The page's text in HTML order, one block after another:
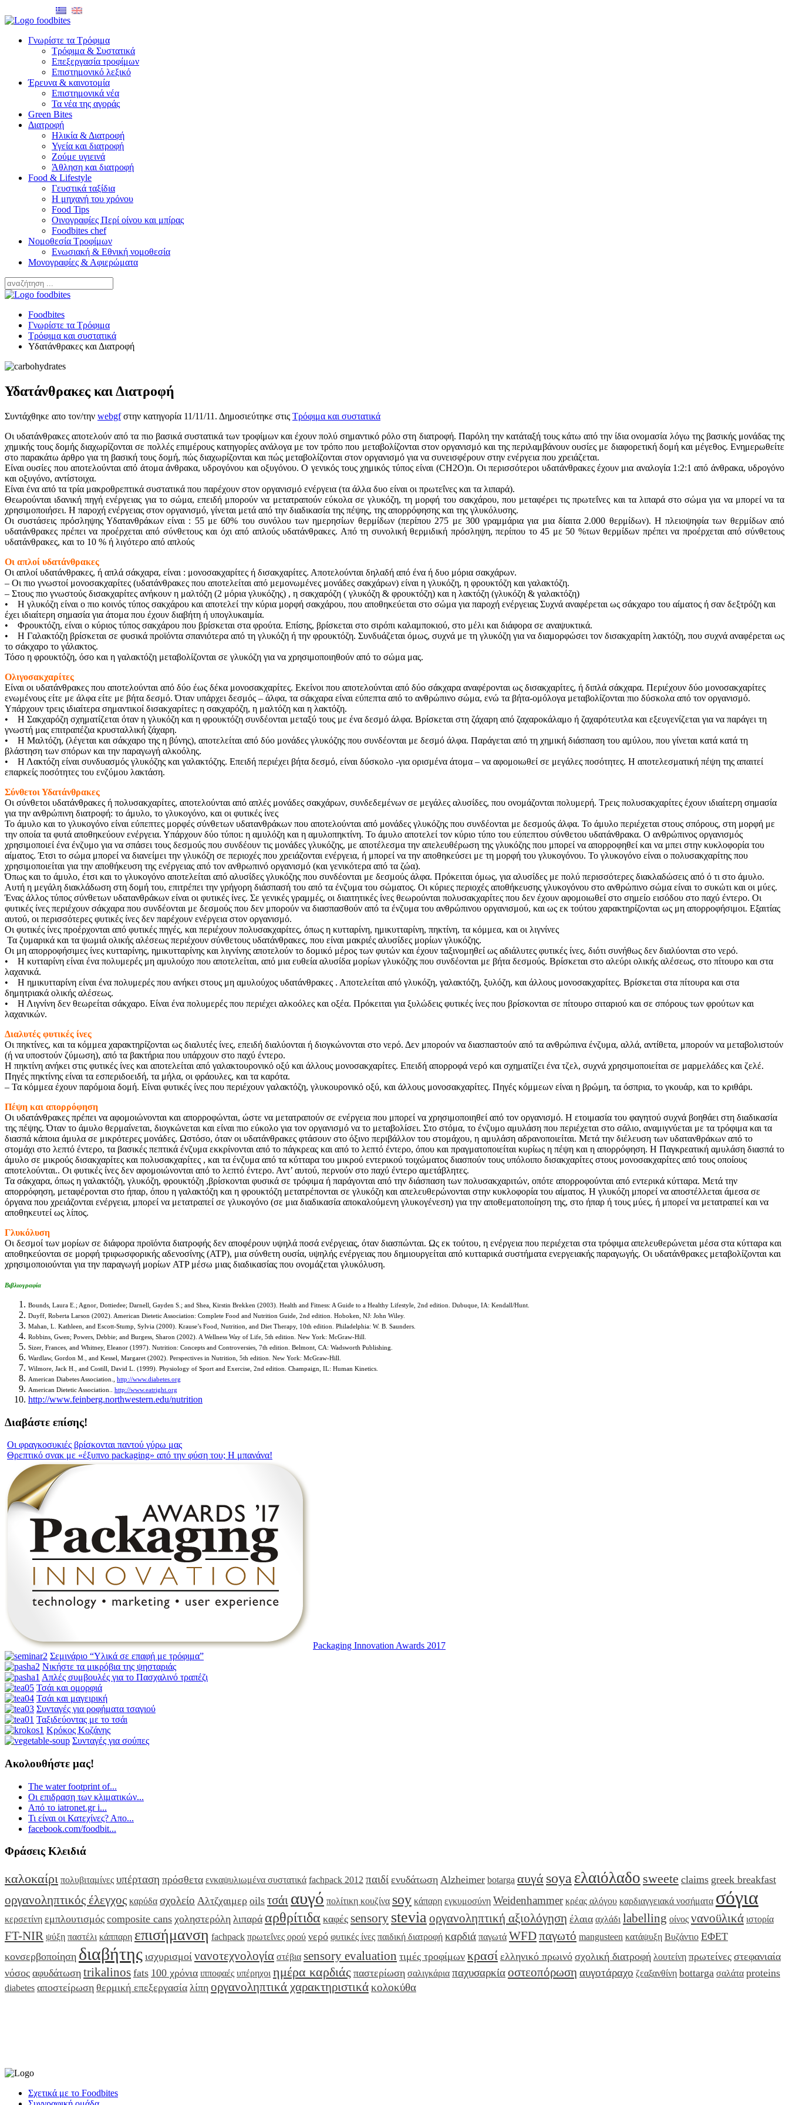
Γνωρίστε τα Τρόφιμα
Τρόφιμα & Συστατικά
Επεξεργασία τροφίμων
Επιστημονικό λεξικό
Έρευνα & καινοτομία
Επιστημονικά νέα
Τα νέα της αγοράς
Green Bites
Διατροφή
Ηλικία & Διατροφή
Υγεία και διατροφή
Ζούμε υγιεινά
Άθληση και διατροφή
Food & Lifestyle
Γευστικά ταξίδια
Η μηχανή του χρόνου
Food Tips
Οινογραφίες Περί οίνου και μπίρας
Foodbites chef
Νομοθεσία Τροφίμων
Ενωσιακή & Εθνική νομοθεσία
Μονογραφίες & Αφιερώματα
Foodbites
Γνωρίστε τα Τρόφιμα
Τρόφιμα και συστατικά
Υδατάνθρακες και Διατροφή
Υδατάνθρακες και Διατροφή
Συντάχθηκε απο τον/την webgfστην κατηγορία 11/11/11 . Δημοσιεύτηκε στις Τρόφιμα και συστατικά
Οι υδατάνθρακες αποτελούν από τα πιο βασικά συστατικά των τροφίμων και έχουν πολύ σημαντικό ρόλο στη διατροφή. Παρόλη την κατάταξή τους κάτω από την ίδια ονομασία λόγω της βασικής μονάδας της
χημικής τους δομής διαχωρίζονται σε πολλές επιμέρους κατηγορίες ανάλογα με τον τρόπο που μεταβολίζονται στον οργανισμό και της περιλαμβάνουν ουσίες με διαφορετική δομή και μέγεθος. Ενημερωθείτε
στο παρακάτω άρθρο για τη βασική τους δομή, πώς διαχωρίζονται και πώς μεταβολίζονται στον οργανισμό για να συνεισφέρουν στην ενέργεια που χρειάζεται.
Είναι ουσίες που αποτελούνται από άτομα άνθρακα, υδρογόνου και οξυγόνου. Ο γενικός τους χημικός τύπος είναι (CH2O)n. Οι περισσότεροι υδατάνθρακες έχουν μια αναλογία 1:2:1 από άνθρακα, υδρογόνο
και οξυγόνο, αντίστοιχα.
Είναι ένα από τα τρία μακροθρεπτικά συστατικά που παρέχουν στον οργανισμό ενέργεια (τα άλλα δυο είναι οι πρωτεΐνες και τα λιπαρά).
Θεωρούνται ιδανική πηγή ενέργειας για το σώμα, επειδή μπορούν να μετατραπούν εύκολα σε γλυκόζη, τη μορφή του σακχάρου, που μεταφέρει τις πρωτεΐνες και τα λιπαρά στο σώμα για να μπορεί να τα
χρησιμοποιήσει. Η παροχή ενέργειας στον οργανισμό, γίνεται μετά από την διαδικασία της πέψης, της απορρόφησης και της γλυκόλυσης.
Οι συστάσεις πρόσληψης Υδατανθράκων είναι : 55 με 60% του συνόλου των ημερησίων θερμίδων (περίπου 275 με 300 γραμμάρια για μια δίαιτα 2.000 θερμίδων). Η πλειοψηφία των θερμίδων από
υδατάνθρακες πρέπει να προέρχεται από σύνθετους και όχι από απλούς υδατάνθρακες. Από τη συνολική θερμιδική πρόσληψη, περίπου το 45 με 50 %των θερμίδων πρέπει να προέρχεται από σύνθετους
υδατάνθρακες, και το 10 % ή λιγότερο από απλούς
Οι απλοί υδατάνθρακες
Οι απλοί υδατάνθρακες, ή απλά σάκχαρα, είναι : μονοσακχαρίτες ή δισακχαρίτες. Αποτελούνται δηλαδή από ένα ή δυο μόρια σακχάρων.
– Οι πιο γνωστοί μονοσακχαρίτες (υδατάνθρακες που αποτελείται από μεμονωμένες μονάδες σακχάρων) είναι η γλυκόζη, η φρουκτόζη και γαλακτόζη.
– Στους πιο γνωστούς δισακχαρίτες ανήκουν η μαλτόζη (2 μόρια γλυκόζης) , η σακχαρόζη ( γλυκόζη & φρουκτόζη) και η λακτόζη (γλυκόζη & γαλακτόζη)
• Η γλυκόζη είναι ο πιο κοινός τύπος σακχάρου και αποτελεί την κύρια μορφή σακχάρου, που αποθηκεύεται στο σώμα για παροχή ενέργειας Συχνά αναφέρεται ως σάκχαρο του αίματος ή σαν δεξτρόζη και
έχει ιδιαίτερη σημασία για άτομα που έχουν διαβήτη ή υπογλυκαιμία.
• Φρουκτόζη, είναι ο κύριος τύπος σακχάρου που βρίσκεται στα φρούτα. Επίσης, βρίσκεται στο σιρόπι καλαμποκιού, στο μέλι και διάφορα σε αναψυκτικά.
• Η Γαλακτόζη βρίσκεται σε φυσικά προϊόντα σπανιότερα από τη γλυκόζη ή την φρουκτόζη. Συνδυάζεται όμως, συχνά με τη γλυκόζη για να διαμορφώσει τον δισακχαρίτη λακτόζη, που συχνά αναφέρεται ως
το σάκχαρο το γάλακτος.
Τόσο η φρουκτόζη, όσο και η γαλακτόζη μεταβολίζονται σε γλυκόζη για να χρησιμοποιηθούν από το σώμα μας.
Ολιγοσακχαρίτες
Είναι οι υδατάνθρακες που αποτελούνται από δύο έως δέκα μονοσακχαρίτες. Εκείνοι που αποτελούνται από δύο σάκχαρα αναφέρονται ως δισακχαρίτες, ή διπλά σάκχαρα. Περιέχουν δύο μονοσακχαρίτες
ενωμένους είτε με άλφα είτε με βήτα δεσμό. Όταν υπάρχει δεσμός – άλφα, τα σάκχαρα είναι εύπεπτα από το ανθρώπινο σώμα, ενώ τα βήτα-ομόλογα μεταβολίζονται πιο δύσκολα από τον οργανισμό.
Υπάρχουν τρεις ιδιαίτερα σημαντικοί δισακχαρίτες: η σακχαρόζη, η μαλτόζη και η λακτόζη.
• Η Σακχαρόζη σχηματίζεται όταν η γλυκόζη και η φρουκτόζη συνδέονται μεταξύ τους με ένα δεσμό άλφα. Βρίσκεται στη ζάχαρη από ζαχαροκάλαμο ή ζαχαρότευτλα και εξευγενίζεται για να παράγει τη
γνωστή μας επιτραπέζια κρυσταλλική ζάχαρη.
• Η Μαλτόζη, (λέγεται και σάκχαρο της η βύνης), αποτελείται από δύο μονάδες γλυκόζης που συνδέονται με δεσμό άλφα. Παράγεται από τη χημική διάσπαση του αμύλου, που γίνεται κατά κατά τη
βλάστηση των σπόρων και την παραγωγή αλκοόλης.
• Η Λακτόζη είναι συνδυασμός γλυκόζης και γαλακτόζης. Επειδή περιέχει βήτα δεσμό, είναι δύσκολο -για ορισμένα άτομα – να αφομοιωθεί σε μεγάλες ποσότητες. Η αποτελεσματική πέψη της απαιτεί
επαρκείς ποσότητες του ενζύμου λακτάση.
Σύνθετοι Υδατάνθρακες
Οι σύνθετοι υδατάνθρακες ή πολυσακχαρίτες, αποτελούνται από απλές μονάδες σακχάρων, συνδεδεμένων σε μεγάλες αλυσίδες, που ονομάζονται πολυμερή. Τρεις πολυσακχαρίτες έχουν ιδιαίτερη σημασία
για την ανθρώπινη διατροφή: το άμυλο, το γλυκογόνο, και οι φυτικές ίνες
Το άμυλο και το γλυκογόνο είναι εύπεπτες μορφές σύνθετων υδατανθράκων που αποτελούνται από μονάδες γλυκόζης που συνδέονται με δεσμούς άλφα. Το άμυλο περιέχεται στους σπόρους, στη μορφή με
την οποία τα φυτά αποθηκεύουν ενέργεια. Υπάρχουν δύο τύποι: η αμυλόζη και η αμυλοπηκτίνη. Το άμυλο αποτελεί τον κύριο τύπο του εύπεπτου σύνθετου υδατάνθρακα. Ο ανθρώπινος οργανισμός
χρησιμοποιεί ένα ένζυμο για να σπάσει τους δεσμούς που συνδέουν τις μονάδες γλυκόζης, με αποτέλεσμα την απελευθέρωση της γλυκόζης που μπορεί να απορροφηθεί και να μπει στην κυκλοφορία του
αίματος. Έτσι το σώμα μπορεί να διανείμει την γλυκόζη σε περιοχές που χρειάζονται ενέργεια, ή μπορεί να την αποθηκεύσει με τη μορφή του γλυκογόνου. Το γλυκογόνο είναι ο πολυσακχαρίτης που
χρησιμοποιείται για την αποθήκευση της ενέργειας από τον ανθρωπινό οργανισμό (και γενικότερα από τα ζώα).
Όπως και το άμυλο, έτσι και το γλυκογόνο αποτελείται από αλυσίδες γλυκόζης που συνδέονται με δεσμούς άλφα. Πρόκειται όμως, για αλυσίδες με πολύ περισσότερες διακλαδώσεις από ό τι στο άμυλο.
Αυτή η μεγάλη διακλάδωση στη δομή του, επιτρέπει την γρήγορη διάσπασή του από τα ένζυμα του σώματος. Οι κύριες περιοχές αποθήκευσης γλυκογόνου στο ανθρώπινο σώμα είναι το συκώτι και οι μύες.
Ένας άλλος τύπος σύνθετων υδατανθράκων είναι οι φυτικές ίνες. Σε γενικές γραμμές, οι διαιτητικές ίνες θεωρούνται πολυσακχαρίτες που δεν έχουν αφομοιωθεί στο σημείο εισόδου στο παχύ έντερο. Οι
φυτικές ίνες περιέχουν σάκχαρα που συνδέονται με δεσμούς που δεν μπορούν να διασπασθούν από τα ένζυμα του ανθρώπινου οργανισμού, και ως εκ τούτου χαρακτηρίζονται ως μη απορροφήσιμοι. Εξαιτίας
αυτού, οι περισσότερες φυτικές ίνες δεν παρέχουν ενέργεια στον οργανισμό.
Οι φυτικές ίνες προέρχονται από φυτικές πηγές, και περιέχουν πολυσακχαρίτες, όπως η κυτταρίνη, ημικυτταρίνη, πηκτίνη, τα κόμμεα, και οι λιγνίνες
Τα ζυμαρικά και τα ψωμιά ολικής αλέσεως περιέχουν σύνθετους υδατάνθρακες, που είναι μακριές αλυσίδες μορίων γλυκόζης.
Οι μη απορροφήσιμες ίνες κυτταρίνης, ημικυτταρίνης και λιγνίνης αποτελούν το δομικό μέρος των φυτών και έχουν ταξινομηθεί ως αδιάλυτες φυτικές ίνες, διότι συνήθως δεν διαλύονται στο νερό.
• Η κυτταρίνη είναι ένα πολυμερές μη αμυλούχο που αποτελείται, από μια ευθεία αλυσίδα μορίων γλυκόζης που συνδέονται με βήτα δεσμούς. Βρίσκεται στο αλεύρι ολικής αλέσεως, στο πίτουρο και στα
λαχανικά.
• Η ημικυτταρίνη είναι ένα πολυμερές που ανήκει στους μη αμυλούχος υδατάνθρακες . Αποτελείται από γλυκόζη, γαλακτόζη, ξυλόζη, και άλλους μονοσακχαρίτες. Βρίσκεται στα πίτουρα και στα
δημητριακά ολικής αλέσεως.
• Η Λιγνίνη δεν θεωρείται σάκχαρο. Είναι ένα πολυμερές που περιέχει αλκοόλες και οξέα. Πρόκειται για ξυλώδεις φυτικές ίνες που βρίσκονται σε πίτουρο σιταριού και σε σπόρους των φρούτων και
λαχανικών.
Διαλυτές φυτικές ίνες
Οι πηκτίνες, και τα κόμμεα χαρακτηρίζονται ως διαλυτές ίνες, επειδή διαλύονται ή διογκώνονται στο νερό. Δεν μπορούν να διασπαστούν από τα ανθρώπινα ένζυμα, αλλά, αντίθετα, μπορούν να μεταβολιστούν
(ή να υποστούν ζύμωση), από τα βακτήρια που υπάρχουν στο παχύ έντερο.
Η πηκτίνη ανήκει στις φυτικές ίνες και αποτελείται από γαλακτουρονικό οξύ και άλλους μονοσακχαρίτες. Επειδή απορροφά νερό και σχηματίζει ένα τζελ, συχνά χρησιμοποιείται σε μαρμελάδες και ζελέ.
Πηγές πηκτίνης είναι τα εσπεριδοειδή, τα μήλα, οι φράουλες, και τα καρότα.
– Τα κόμμεα έχουν παρόμοια δομή. Είναι φυτικές ίνες που περιέχουν γαλακτόζη, γλυκουρονικό οξύ, και άλλους μονοσακχαρίτες. Πηγές κόμμεων είναι η βρώμη, τα όσπρια, το γκουάρ, και το κριθάρι.
Πέψη και απορρόφηση
Οι υδατάνθρακες πρέπει να αφομοιώνονται και απορροφώνται, ώστε να μετατραπούν σε ενέργεια που μπορεί να χρησιμοποιηθεί από τον οργανισμό. Η ετοιμασία του φαγητού συχνά βοηθάει στη διαδικασία
της πέψης. Όταν το άμυλο θερμαίνεται, διογκώνεται και είναι πιο εύκολο για τον οργανισμό να το μεταβολίσει. Στο στόμα, το ένζυμο αμυλάση που περιέχεται στο σάλιο, αναμιγνύεται με τα τρόφιμα και τα
διασπά κάποια άμυλα σε μικρότερες μονάδες. Ωστόσο, όταν οι υδατάνθρακες φτάσουν στο όξινο περιβάλλον του στομάχου, η αμυλάση αδρανοποιείται. Μετά την διέλευση των υδατανθράκων από το
στομάχι στο λεπτό έντερο, τα βασικές πεπτικά ένζυμα εκκρίνονται από το πάγκρεας και από το λεπτό έντερο, όπου και πραγματοποιείται κυρίως η πέψη και η απορρόφηση. Η Παγκρεατική αμυλάση διασπά το
άμυλο σε μικρούς δισακχαρίτες και πολυσακχαρίτες , και τα ένζυμα από τα κύτταρα του μικρού εντερικού τοιχώματος διασπούν τους υπόλοιπο δισακχαρίτες στους μονοσακχαρίτες από τους οποίους
αποτελούνται.. Οι φυτικές ίνες δεν αφομοιώνονται από το λεπτό έντερο. Αντ’ αυτού, περνούν στο παχύ έντερο αμετάβλητες.
Τα σάκχαρα, όπως η γαλακτόζη, γλυκόζη, φρουκτόζη ,βρίσκονται φυσικά σε τρόφιμα ή παράγονται από την διάσπαση των πολυσακχαριτών, οπότε απορροφούνται από εντερικά κύτταρα. Μετά την
απορρόφηση, μεταφέρονται στο ήπαρ, όπου η γαλακτόζη και η φρουκτόζη μετατρέπονται σε γλυκόζη και απελευθερώνονται στην κυκλοφορία του αίματος. Η γλυκόζη μπορεί να αποστέλλεται άμεσα σε
όργανα που χρειάζονται ενέργεια, μπορεί να μετατραπεί σε γλυκογόνο (σε μια διαδικασία αποκαλούμενη γλυκογένεση) για την αποθεματοποίηση της, στο ήπαρ ή τους μύες, ή μπορεί να μετατραπεί και να
αποθηκευτεί ως λίπος.
Γλυκόλυση
Οι δεσμοί των μορίων σε διάφορα προϊόντα διατροφής δεν αποφέρουν υψηλά ποσά ενέργειας, όταν διασπώνται. Ως εκ τούτου, η ενέργεια που περιέχεται στα τρόφιμα απελευθερώνεται μέσα στα κύτταρα και
αποθηκεύονται σε μορφή τριφωσφορικής αδενοσίνης (ATP), μια σύνθετη ουσία, υψηλής ενέργειας που δημιουργείται από κυτταρικά συστήματα ενεργειακής παραγωγής. Οι υδατάνθρακες μεταβολίζονται και
χρησιμοποιούνται για την παραγωγή μορίων ATP μέσω μιας διαδικασίας που ονομάζεται γλυκόλυση.
Βιβλιογραφία
Bounds, Laura E.; Agnor, Dottiedee; Darnell, Gayden S.; and Shea, Kirstin Brekken (2003). Health and Fitness: A Guide to a Healthy Lifestyle, 2nd edition. Dubuque, IA: Kendall/Hunt.
Duyff, Roberta Larson (2002). American Dietetic Association: Complete Food and Nutrition Guide, 2nd edition. Hoboken, NJ: John Wiley.
Mahan, L. Kathleen, and Escott-Stump, Sylvia (2000). Krause’s Food, Nutrition, and Diet Therapy, 10th edition. Philadelphia: W. B. Saunders.
Robbins, Gwen; Powers, Debbie; and Burgess, Sharon (2002). A Wellness Way of Life, 5th edition. New York: McGraw-Hill.
Sizer, Frances, and Whitney, Eleanor (1997). Nutrition: Concepts and Controversies, 7th edition. Belmont, CA: Wadsworth Publishing.
Wardlaw, Gordon M., and Kessel, Margaret (2002). Perspectives in Nutrition, 5th edition. New York: McGraw-Hill.
Wilmore, Jack H., and Costill, David L. (1999). Physiology of Sport and Exercise, 2nd edition. Champaign, IL: Human Kinetics.
American Diabetes Association., http://www.diabetes.org
American Dietetic Association.. http://www.eatright.org
http://www.feinberg.northwestern.edu/nutrition
Διαβάστε επίσης!
Οι φραγκοσυκιές βρίσκονται παντού γύρω μας
Θρεπτικό σνακ με «έξυπνο packaging» από την φύση του; Η μπανάνα!
Packaging Innovation Awards 2017
Σεμινάριο “Υλικά σε επαφή με τρόφιμα”
Νικήστε τα μικρόβια της ψησταριάς
Απλές συμβουλές για το Πασχαλινό τραπέζι
Τσάι και ομορφιά
Τσάι και μαγειρική
Συνταγές για ροφήματα τσαγιού
Ταξιδεύοντας με το τσάι
Κρόκος Κοζάνης
Συνταγές για σούπες
Ακολουθήστε μας!
The water footprint of...
Οι επιδραση των κλιματικών...
Από το iatronet.gr i...
Τι είναι οι Κατεχίνες? Απο...
facebook.com/foodbit...
Φράσεις Κλειδιά
καλοκαίρι πολυβιταμίνες υπέρταση πρόσθετα ενκαψυλιωμένα συστατικά fachpack 2012 παιδί ενυδάτωση Alzheimer botarga αυγά soya ελαιόλαδο sweete claims greek breakfast
οργανοληπτικός έλεγχος καρύδα σχολείο Αλτζχαιμερ oils τσάι αυγό πολίτικη κουζίνα soy κάπαρη εγκυμοσύνη Weidenhammer κρέας αλόγου καρδιαγγειακά νοσήματα σόγια
κερσετίνη εμπλουτισμός composite cans χοληστερόλη λιπαρά αρθρίτιδα καφές sensory stevia οργανοληπτική αξιολόγηση έλαια αχλάδι labelling οίνος νανοϋλικά ιστορία
FT-NIR ψύξη παστέλι κάππαρη επισήμανση fachpack πρωτεΐνες ορού νερό φυτικές ίνες παιδική διατροφή καρδιά παγωτά WFDπαγωτό mangusteen κατάψυξη Βυζάντιο ΕΦΕΤ
κονσερβοποίηση διαβήτης ισχυρισμοί νανοτεχνολογία στέβια sensory evaluation τιμές τροφίμων κρασί ελληνικό πρωινό σχολική διατροφή λουτείνη πρωτείνες στεφανιαία
νόσος αφυδάτωση trikalinos fats 100 χρόνια ιπποφαές υπέρηχοι ημέρα καρδιάς παστερίωση σαλιγκάρια παχυσαρκίαοστεοπόρωση αυγοτάραχο ζεαξανθίνη bottarga σαλάτα proteins
diabetes αποστείρωση θερμική επεξεργασία λίπη οργανοληπτικά χαρακτηριστικάκολοκύθα
Σχετικά με το Foodbites